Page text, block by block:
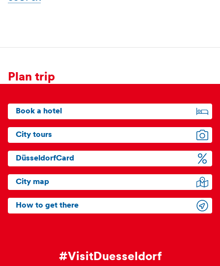
Plan trip
Book a hotel
City tours
DüsseldorfCard
City map
How to get there
#VisitDuesseldorf